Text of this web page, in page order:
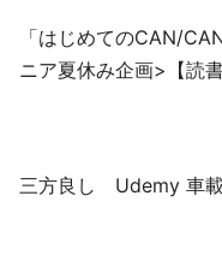
「はじめてのCAN/
ニア夏休み企画>【読書
三方良し Udemy 車